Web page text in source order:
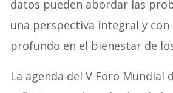
datos pueden abordar las
una perspectiva integral y
profundo en el bienestar de
La agenda del V Foro Mundial